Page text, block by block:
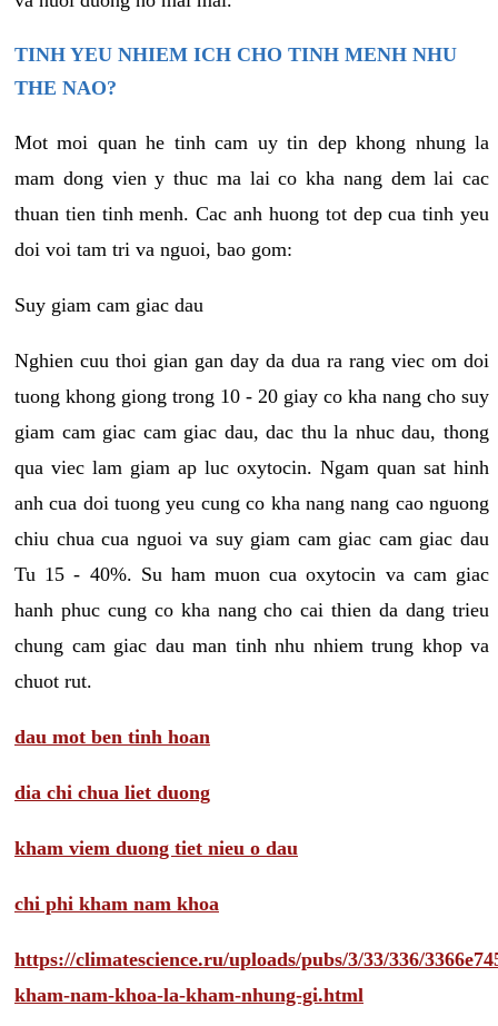
TINH YEU NHIEM ICH CHO TINH MENH NHU
THE NAO?
Mot moi quan he tinh cam uy tin dep khong nhung la
mam dong vien y thuc ma lai co kha nang dem lai cac
thuan tien tinh menh. Cac anh huong tot dep cua tinh yeu
doi voi tam tri va nguoi, bao gom:
Suy giam cam giac dau
Nghien cuu thoi gian gan day da dua ra rang viec om doi
tuong khong giong trong 10 - 20 giay co kha nang cho suy
giam cam giac cam giac dau, dac thu la nhuc dau, thong
qua viec lam giam ap luc oxytocin. Ngam quan sat hinh
anh cua doi tuong yeu cung co kha nang nang cao nguong
chiu chua cua nguoi va suy giam cam giac cam giac dau
Tu 15 - 40%. Su ham muon cua oxytocin va cam giac
hanh phuc cung co kha nang cho cai thien da dang trieu
chung cam giac dau man tinh nhu nhiem trung khop va
chuot rut.
dau mot ben tinh hoan
dia chi chua liet duong
kham viem duong tiet nieu o dau
chi phi kham nam khoa
https://climatescience.ru/uploads/pubs/3/33/336/
kham-nam-khoa-la-kham-nhung-gi.html